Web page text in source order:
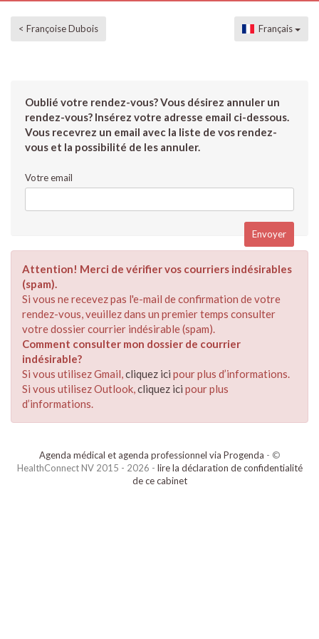
< Françoise Dubois Français
Oublié votre rendez-vous? Vous désirez annuler un
rendez-vous? Insérez votre adresse email ci-dessous.
Vous recevrez un email avec la liste de vos rendez-
vous et la possibilité de les annuler.
Votre email
Attention! Merci de vérifier vos courriers indésirables
(spam).
Si vous ne recevez pas l'e-mail de confirmation de votre
rendez-vous, veuillez dans un premier temps consulter
votre dossier courrier indésirable (spam).
Comment consulter mon dossier de courrier
indésirable?
Si vous utilisez Gmail,cliquez ici pour plus d’informations.
Si vous utilisez Outlook,cliquez ici pour plus
d’informations.
Agenda médical et agenda professionnel via Progenda - ©
HealthConnect NV 2015 - 2026 - lire la déclaration de confidentialité
de ce cabinet